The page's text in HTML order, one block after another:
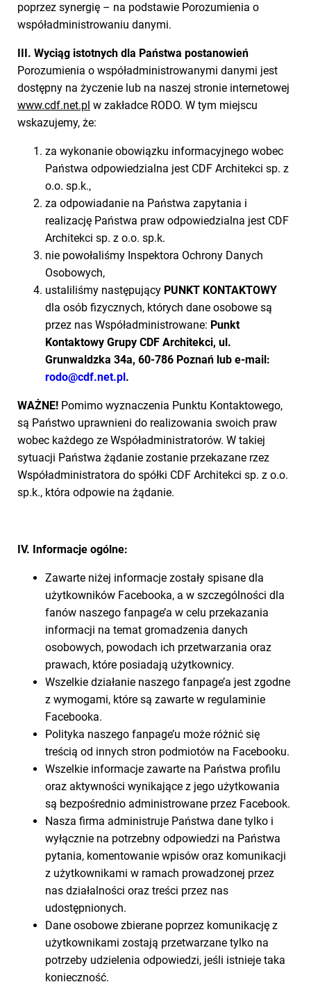
poprzez synergię – na podstawie Porozumienia o
współadministrowaniu danymi.
III. Wyciąg istotnych dla Państwa postanowień
Porozumienia o współadministrowanymi danymi jest
dostępny na życzenie lub na naszej stronie internetowej
www.cdf.net.pl w zakładce RODO. W tym miejscu
wskazujemy, że:
za wykonanie obowiązku informacyjnego wobec
Państwa odpowiedzialna jest CDF Architekci sp. z
o.o. sp.k.,
za odpowiadanie na Państwa zapytania i
realizację Państwa praw odpowiedzialna jest CDF
Architekci sp. z o.o. sp.k.
nie powołaliśmy Inspektora Ochrony Danych
Osobowych,
ustaliliśmy następujący PUNKT KONTAKTOWY
dla osób fizycznych, których dane osobowe są
przez nas Współadministrowane: Punkt
Kontaktowy Grupy CDF Architekci, ul.
Grunwaldzka 34a, 60-786 Poznań lub e-mail:
rodo@cdf.net.pl.
WAŻNE! Pomimo wyznaczenia Punktu Kontaktowego,
są Państwo uprawnieni do realizowania swoich praw
wobec każdego ze Współadministratorów. W takiej
sytuacji Państwa żądanie zostanie przekazane rzez
Współadministratora do spółki CDF Architekci sp. z o.o.
sp.k., która odpowie na żądanie.
IV. Informacje ogólne:
Zawarte niżej informacje zostały spisane dla
użytkowników Facebooka, a w szczególności dla
fanów naszego fanpage’a w celu przekazania
informacji na temat gromadzenia danych
osobowych, powodach ich przetwarzania oraz
prawach, które posiadają użytkownicy.
Wszelkie działanie naszego fanpage’a jest zgodne
z wymogami, które są zawarte w regulaminie
Facebooka.
Polityka naszego fanpage’u może różnić się
treścią od innych stron podmiotów na Facebooku.
Wszelkie informacje zawarte na Państwa profilu
oraz aktywności wynikające z jego użytkowania
są bezpośrednio administrowane przez Facebook.
Nasza firma administruje Państwa dane tylko i
wyłącznie na potrzebny odpowiedzi na Państwa
pytania, komentowanie wpisów oraz komunikacji
z użytkownikami w ramach prowadzonej przez
nas działalności oraz treści przez nas
udostępnionych.
Dane osobowe zbierane poprzez komunikację z
użytkownikami zostają przetwarzane tylko na
potrzeby udzielenia odpowiedzi, jeśli istnieje taka
konieczność.